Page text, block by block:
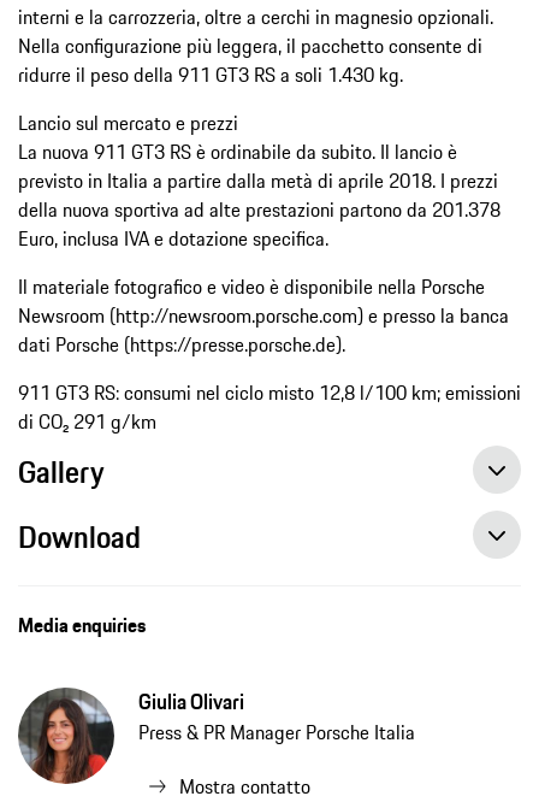
interni e la carrozzeria, oltre a cerchi in magnesio opzionali.
Nella configurazione più leggera, il pacchetto consente di
ridurre il peso della 911 GT3 RS a soli 1.430 kg.
Lancio sul mercato e prezzi
La nuova 911 GT3 RS è ordinabile da subito. Il lancio è
previsto in Italia a partire dalla metà di aprile 2018. I prezzi
della nuova sportiva ad alte prestazioni partono da 201.378
Euro, inclusa IVA e dotazione specifica.
Il materiale fotografico e video è disponibile nella Porsche
Newsroom (http://newsroom.porsche.com) e presso la banca
dati Porsche (https://presse.porsche.de).
911 GT3 RS: consumi nel ciclo misto 12,8 l/100 km; emissioni
di CO₂ 291 g/km
Gallery
Download
Media enquiries
Giulia Olivari
Press & PR Manager Porsche Italia
Mostra contatto